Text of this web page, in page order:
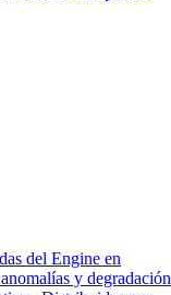
como una operación
el comportamiento
por turno,
6 es más preciso